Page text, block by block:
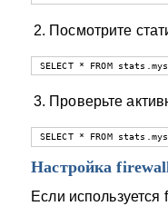
Посмотрите
SELECT * FROM
Проверьте
SELECT * FROM
Настройка
Если